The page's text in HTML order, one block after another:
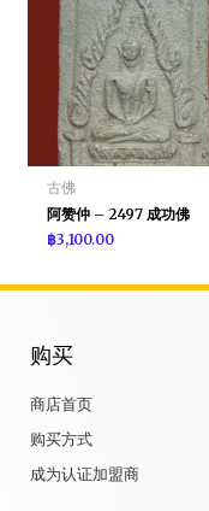
古佛
阿赞仲 – 2497 成功佛
฿3,100.00
购买
商店首页
购买方式
成为认证加盟商